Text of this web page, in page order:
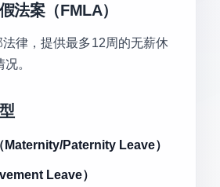
法案（FMLA）
法律，提供最多12周的无薪休
。
Maternity/Paternity Leave）
Leave）